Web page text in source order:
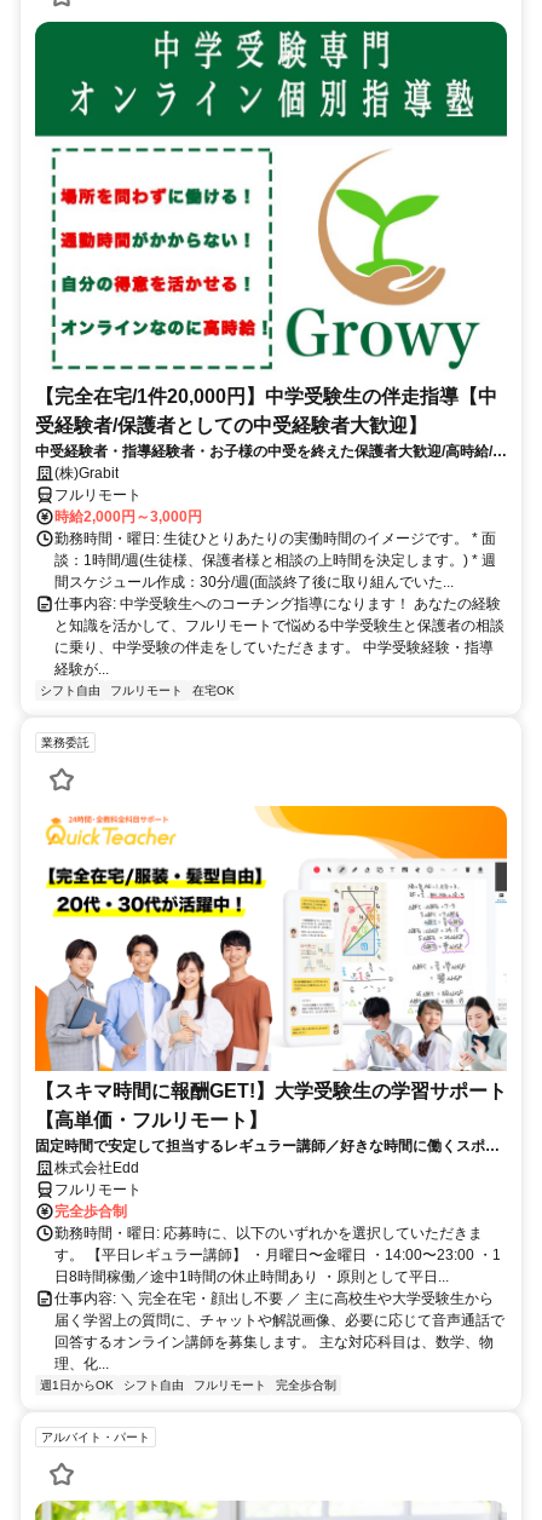
【完全在宅/1件20,000円】中学受験生の伴走指導【中
受経験者/保護者としての中受経験者大歓迎】
中受経験者・指導経験者・お子様の中受を終えた保護者大歓迎/高時給/週
1〜OK！/面接〜研修までオンライン完結
(株)Grabit
フルリモート
時給2,000円～3,000円
勤務時間・曜日: 生徒ひとりあたりの実働時間のイメージです。 * 面
談：1時間/週(生徒様、保護者様と相談の上時間を決定します。) * 週
間スケジュール作成：30分/週(面談終了後に取り組んでいた...
仕事内容: 中学受験生へのコーチング指導になります！ あなたの経験
と知識を活かして、フルリモートで悩める中学受験生と保護者の相談
に乗り、中学受験の伴走をしていただきます。 中学受験経験・指導
経験が...
シフト自由 フルリモート 在宅OK
業務委託
【スキマ時間に報酬GET!】大学受験生の学習サポート
【高単価・フルリモート】
固定時間で安定して担当するレギュラー講師／好きな時間に働くスポッ
ト講師から選べます！
株式会社Edd
フルリモート
完全歩合制
勤務時間・曜日: 応募時に、以下のいずれかを選択していただきま
す。 【平日レギュラー講師】 ・月曜日〜金曜日 ・14:00〜23:00 ・1
日8時間稼働／途中1時間の休止時間あり ・原則として平日...
仕事内容: ＼ 完全在宅・顔出し不要 ／ 主に高校生や大学受験生から
届く学習上の質問に、チャットや解説画像、必要に応じて音声通話で
回答するオンライン講師を募集します。 主な対応科目は、数学、物
理、化...
週1日からOK シフト自由 フルリモート 完全歩合制
アルバイト・パート